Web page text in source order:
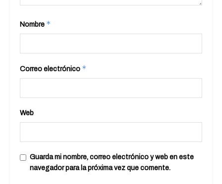
Nombre *
Correo electrónico *
Web
Guarda mi nombre, correo electrónico y web en este
navegador para la próxima vez que comente.